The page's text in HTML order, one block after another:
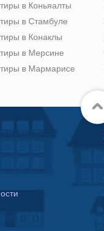
в Коньяалты
в Стамбуле
в Конаклы
в Мерсине
в Мармарисе